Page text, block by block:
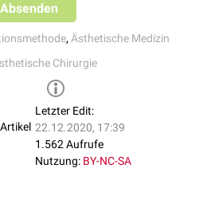
Absenden
, Ästhetische Medizin
Chirurgie
Letzter Edit:
22.12.2020, 17:39
1.562 Aufrufe
Nutzung: BY-NC-SA